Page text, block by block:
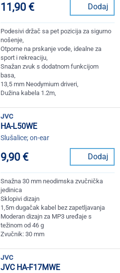
11,90 € Dodaj
Podesivi držač sa pet pozicija za sigurno
nošenje,
Otporne na prskanje vode, idealne za
sport i rekreaciju,
Snažan zvuk s dodatnom funkcijom
basa,
13,5 mm Neodymium driveri,
Dužina kabela 1.2m,
jvc
HA-L50WE
Slušalice; on-ear
9,90 € Dodaj
Snažna 30 mm neodimska zvučnička
jedinica
Sklopivi dizajn
1,5m dugačak kabel bez zapetljavanja
Moderan dizajn za MP3 uređaje s
težinom od 46 g
Zvučnik: 30 mm
jvc
JVC HA-F17MWE